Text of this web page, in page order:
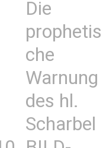
Die
prophetis
che
Warnung
des hl.
Scharbel